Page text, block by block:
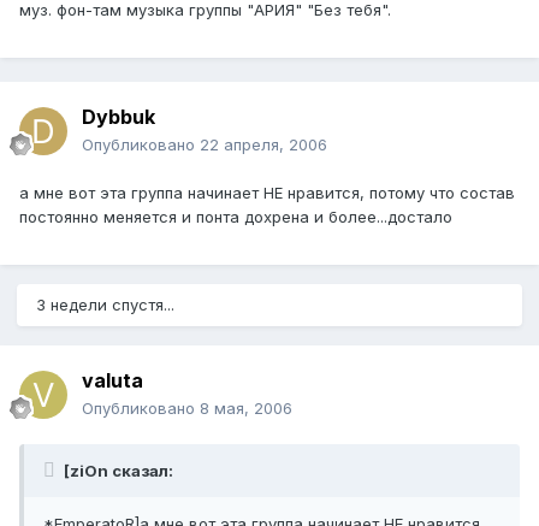
муз. фон-там музыка группы "АРИЯ" "Без тебя".
Dybbuk
Опубликовано 22 апреля, 2006
а мне вот эта группа начинает НЕ нравится, потому что состав
постоянно меняется и понта дохрена и более...достало
3 недели спустя...
valuta
Опубликовано 8 мая, 2006
[ziOn сказал: